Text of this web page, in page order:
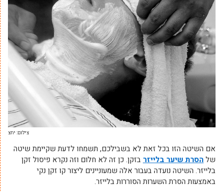
צילום: יחצ
אם השיטה הזו בכל זאת לא בשבילכם, תשמחו לדעת שקיימת שיטה
שלהסרת שיער בלייזר בזקן. כן זה לא חלום וזה נקרא פיסול זקן
בלייזר. השיטה נועדה בעבור אלה שמעוניינים ליצור קו זקן נקי
באמצעות הסרת השערות הסוררות בלייזר.